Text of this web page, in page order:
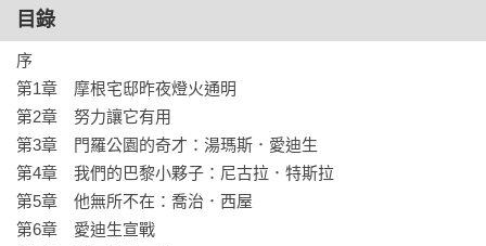
中刺激科學與商業的交流。
——洛杉磯時報
這十年來最有趣的科學與商業冒險故事。先講述早期發現的電
的特性，然後將讀者拉入世紀之交的真實歷史裡，充滿了糾
結、轉折、諷刺之事、卑鄙行為、突破性發展、挑戰、成就、
悲劇與凱旋曲。
目錄
序
第1章　摩根宅邸昨夜燈火通明
第2章　努力讓它有用
第3章　門羅公園的奇才：湯瑪斯．愛迪生
第4章　我們的巴黎小夥子：尼古拉．特斯拉
第5章　他無所不在：喬治．西屋
第6章　愛迪生宣戰